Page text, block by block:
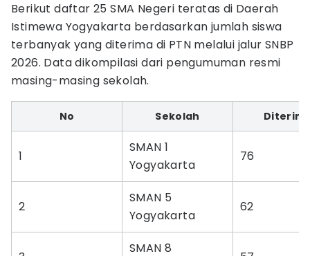
Berikut daftar 25 SMA Negeri teratas di Daerah
Istimewa Yogyakarta berdasarkan jumlah siswa
terbanyak yang diterima di PTN melalui jalur SNBP
2026. Data dikompilasi dari pengumuman resmi
masing-masing sekolah.
No Sekolah
1
SMAN 1
Yogyakarta
76
2
SMAN 5
Yogyakarta
62
SMAN 8